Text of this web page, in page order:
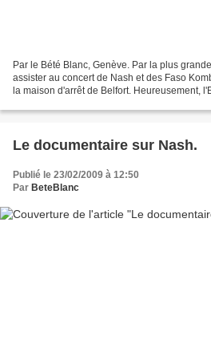
Par le Bété Blanc, Genève. Par la plus
assister au concert de Nash et des Faso
la maison d'arrêt de Belfort. Heureusement,
Le documentaire sur Nash.
Publié le 23/02/2009 à 12:50
Par BeteBlanc